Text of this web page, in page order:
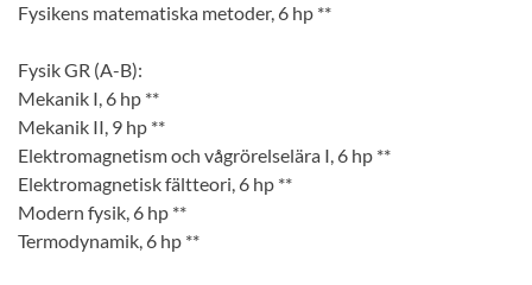
Fysikens matematiska metoder, 6 hp **
Fysik GR (A-B):
Mekanik I, 6 hp **
Mekanik II, 9 hp **
Elektromagnetism och vågrörelselära I, 6 hp **
Elektromagnetisk fältteori, 6 hp **
Modern fysik, 6 hp **
Termodynamik, 6 hp **